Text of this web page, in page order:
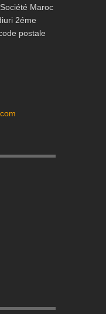
Maroc
2éme
postale